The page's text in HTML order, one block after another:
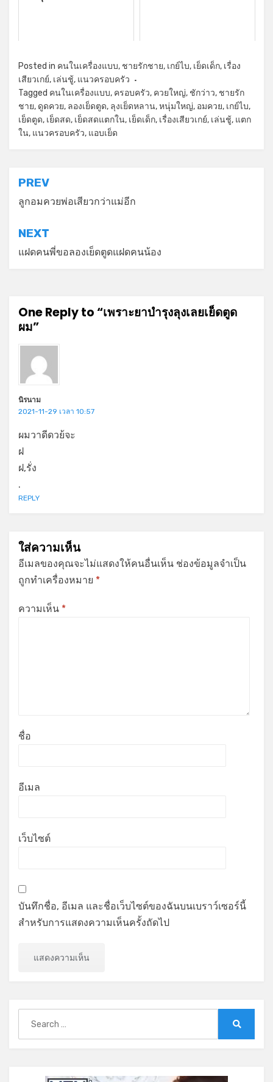
Posted in คนในเครื่องแบบ, ชายรักชาย, เกย์ไบ, เย็ดเด็ก, เรื่อง
เสียวเกย์, เล่นชู้, แนวครอบครัว
Tagged คนในเครื่องแบบ, ครอบครัว, ควยใหญ่, ชักว่าว, ชายรัก
ชาย, ดูดควย, ลองเย็ดตูด, ลุงเย็ดหลาน,หนุ่มใหญ่, อมควย, เกย์ไบ,
เย็ดตูด, เย็ดสด, เย็ดสดแตกใน, เย็ดเด็ก, เรื่องเสียวเกย์, เล่นชู้, แตก
ใน, แนวครอบครัว, แอบเย็ด
แนะแนว
เรื่อง
PREV
ลูกอมควยพ่อเสียวกว่าแม่อีก
NEXT
แฝดคนพี่ขอลองเย็ดตูดแฝดคนน้อง
One Reply to “เพราะยาบำรุงลุงเลยเย็ดตูด
ผม”
นิรนาม
2021-11-29 เวลา 10:57
ผมวาดีดวย้จะ
ฝ
ฝ,รั่ง
.
REPLY
ใส่ความเห็น
อีเมลของคุณจะไม่แสดงให้คนอื่นเห็น ช่องข้อมูลจำเป็น
ถูกทำเครื่องหมาย *
ความเห็น *
ชื่อ
อีเมล
เว็บไซต์
บันทึกชื่อ, อีเมล และชื่อเว็บไซต์ของฉันบนเบราว์เซอร์นี้
สำหรับการแสดงความเห็นครั้งถัดไป
for: